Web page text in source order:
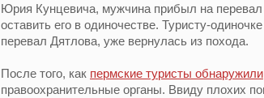
Юрия Кунцевича, мужчина прибыл на перевал
оставить его в одиночестве. Туристу-
перевал Дятлова, уже вернулась из похода.
После того, как пермские туристы обнаружили
правоохранительные органы. Ввиду плохих